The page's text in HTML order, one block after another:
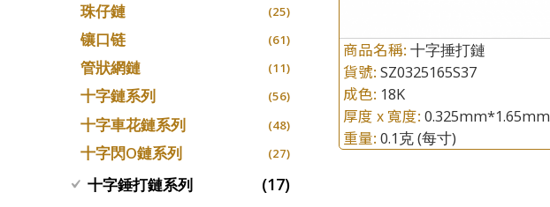
商品名稱: 十字捶打鏈
貨號: SZ0325165S37
成色: 18K
厚度 x 寬度: 0.325mm*1.65mm
重量: 0.1克(每寸)
珠仔鏈 (25)
镶口链 (61)
管狀網鏈 (11)
十字鏈系列 (56)
十字車花鏈系列 (48)
十字閃O鏈系列 (27)
十字錘打鏈系列 (17)